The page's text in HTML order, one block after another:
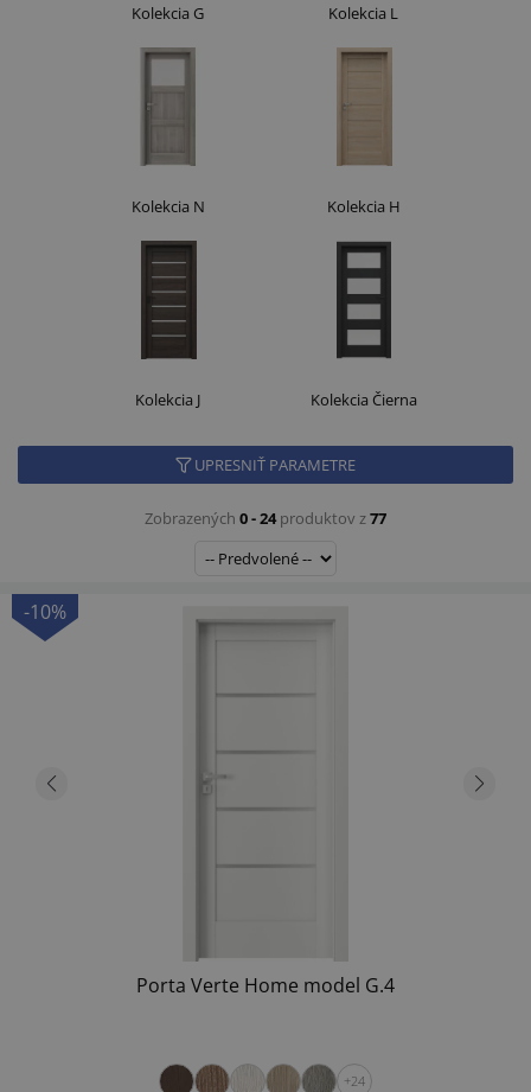
Kolekcia G Kolekcia L
Kolekcia N Kolekcia H
Kolekcia J Kolekcia Čierna
UPRESNIŤ PARAMETRE
Zobrazených 0 - 24produktov z77
-10%
Porta Verte Home model G.4
+24